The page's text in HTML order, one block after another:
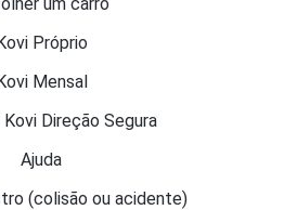
Próprio
Mensal
Direção Segura
Ajuda
(colisão ou acidente)